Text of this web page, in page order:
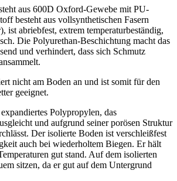
aus 600D Oxford-Gewebe mit PU-
besteht aus vollsynthetischen Fasern
ist abriebfest, extrem temperaturbeständig,
Die Polyurethan-Beschichtung macht das
und verhindert, dass sich Schmutz
nicht am Boden an und ist somit für den
geeignet.
Polypropylen, das
und aufgrund seiner porösen Struktur
Der isolierte Boden ist verschleißfest
auch bei wiederholtem Biegen. Er hält
gut stand. Auf dem isolierten
sitzen, da er gut auf dem Untergrund